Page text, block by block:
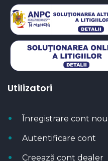
Utilizatori
Înregistrare cont nou
Autentificare cont
Creează cont dealer